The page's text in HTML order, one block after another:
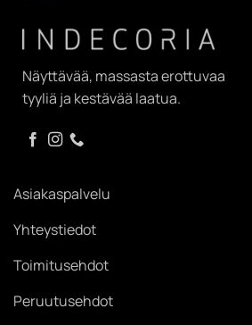
Näyttävää, massasta erottuvaa
tyyliä ja kestävää laatua.
Asiakaspalvelu
Yhteystiedot
Toimitusehdot
Peruutusehdot